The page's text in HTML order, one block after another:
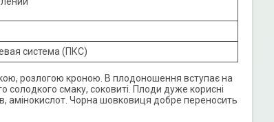
система (ПКС)
розлогою кроною. В плодоношення вступає на
солодкого смаку, соковиті. Плоди дуже корисні
амінокислот. Чорна шовковиця добре переносить